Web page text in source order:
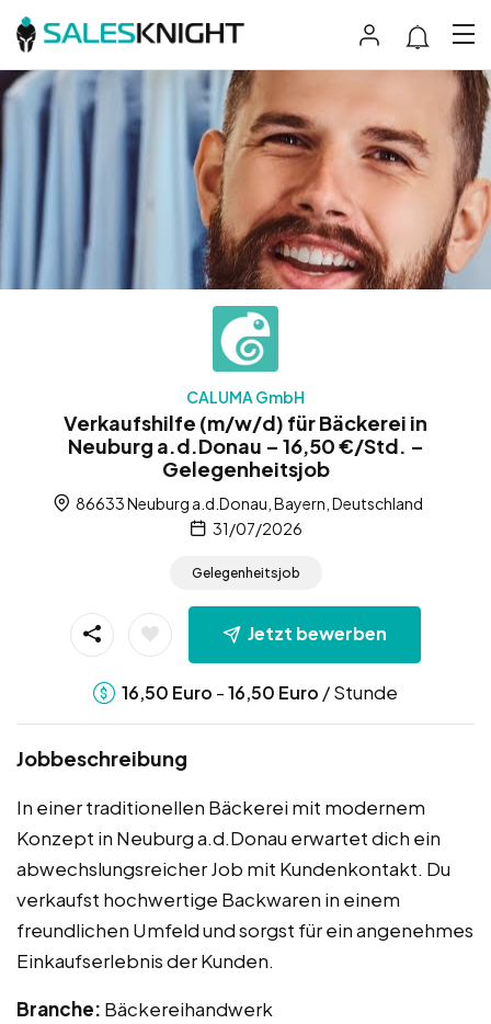
CALUMA GmbH
Verkaufshilfe (m/w/d) für Bäckerei in
Neuburg a.d.Donau – 16,50 €/Std. –
Gelegenheitsjob
86633 Neuburg a.d.Donau, Bayern, Deutschland
31/07/2026
Gelegenheitsjob
Jetzt bewerben
16,50 Euro -16,50 Euro / Stunde
Jobbeschreibung
In einer traditionellen Bäckerei mit modernem
Konzept in Neuburg a.d.Donau erwartet dich ein
abwechslungsreicher Job mit Kundenkontakt. Du
verkaufst hochwertige Backwaren in einem
freundlichen Umfeld und sorgst für ein angenehmes
Einkaufserlebnis der Kunden.
Branche: Bäckereihandwerk